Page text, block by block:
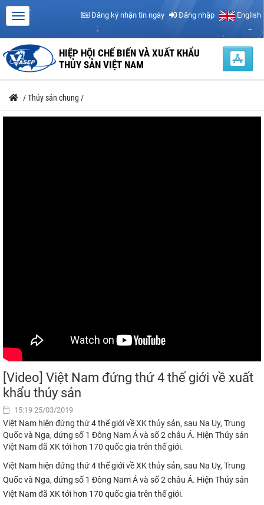
Đăng ký nhận tin ngày Đăng nhập English
HIỆP HỘI CHẾ BIẾN VÀ XUẤT KHẨU
THỦY SẢN VIỆT NAM
/Thủy sản chung /
[Video] Việt Nam đứng thứ 4 thế giới về xuất
khẩu thủy sản
15:19 25/03/2019
Việt Nam hiện đứng thứ 4 thế giới về XK thủy sản, sau Na Uy, Trung
Quốc và Nga, dứng số 1 Đông Nam Á và số 2 châu Á. Hiện Thủy sản
Việt Nam đã XK tới hơn 170 quốc gia trên thế giới.
Việt Nam hiện đứng thứ 4 thế giới về XK thủy sản, sau Na Uy, Trung
Quốc và Nga, dứng số 1 Đông Nam Á và số 2 châu Á. Hiện Thủy sản
Việt Nam đã XK tới hơn 170 quốc gia trên thế giới.